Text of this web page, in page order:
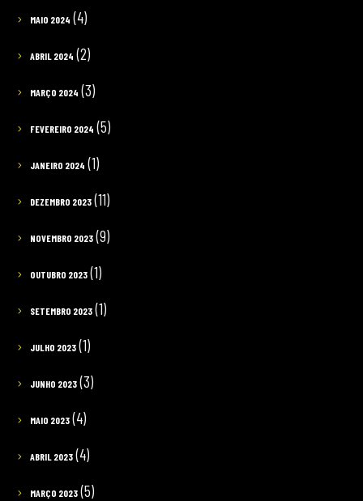
MAIO 2024 (4)
ABRIL 2024 (2)
MARÇO 2024 (3)
FEVEREIRO 2024 (5)
JANEIRO 2024 (1)
DEZEMBRO 2023(11)
NOVEMBRO 2023(9)
OUTUBRO 2023(1)
SETEMBRO 2023(1)
JULHO 2023(1)
JUNHO 2023(3)
MAIO 2023(4)
ABRIL 2023(4)
MARÇO 2023(5)